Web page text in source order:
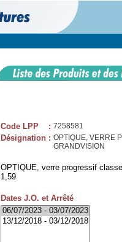
Code LPP : 7258581
Désignation : OPTIQUE, VERRE
GRANDVISION
OPTIQUE, verre progressif
1,59
Dates J.O. et Arrêté